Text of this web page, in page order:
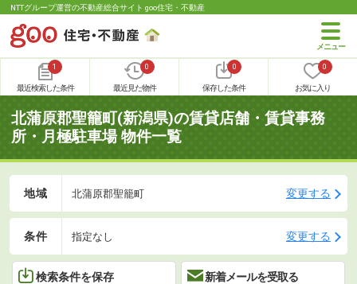
NTTグループ運営の不動産総合サイト goo住宅・不動産
1
最近検索した条件
0
最近見た物件
0
保存した条件
0
お気に入り
北蒲原郡聖籠町(新潟県)の賃貸店舗・賃貸事務
所・月極駐車場 物件一覧
地域 北蒲原郡聖籠町 変更する
条件 指定なし 変更する
検索条件を保存 新着メールを受取る